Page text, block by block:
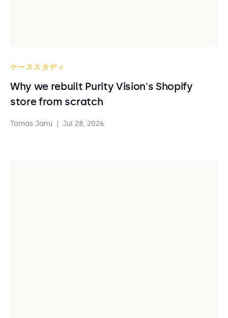
ケーススタディ
Why we rebuilt Purity Vision's Shopify
store from scratch
Tomas Janu Jul 28, 2026